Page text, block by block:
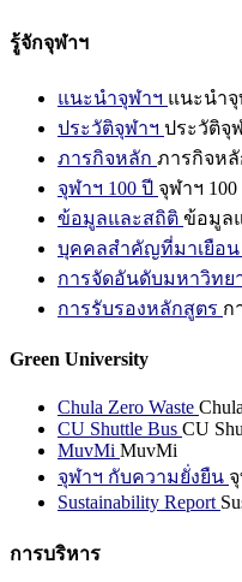
รู้จักจุฬาฯ
แนะนำจุฬาฯ แนะนำจุ
ประวัติจุฬาฯ ประวัติจุ
ภารกิจหลัก ภารกิจหลั
จุฬาฯ 100 ปี จุฬาฯ 100
ข้อมูลและสถิติ ข้อมูล
บุคคลสำคัญที่มาเยือน
การจัดอันดับมหาวิทย
การรับรองหลักสูตร ก
Green University
Chula Zero Waste
CU Shuttle Bus CU
MuvMi MuvMi
จุฬาฯ กับความยั่งยืน
Sustainability Report
การบริหาร